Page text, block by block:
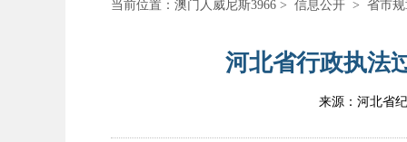
当前位置： 澳门人威尼斯3966 > 信息公开 > 省市
河北省行政执法
来源：河北省